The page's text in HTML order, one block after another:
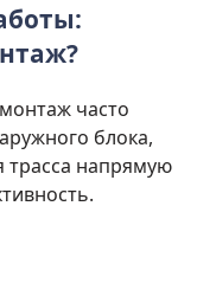
часто
блока,
трасса напрямую